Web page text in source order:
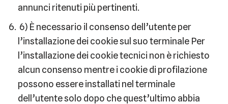
annunci ritenuti più pertinenti.
6) È necessario il consenso dell’utente per
l’installazione dei cookie sul suo terminale Per
l’installazione dei cookie tecnici non è richiesto
alcun consenso mentre i cookie di profilazione
possono essere installati nel terminale
dell’utente solo dopo che quest’ultimo abbia